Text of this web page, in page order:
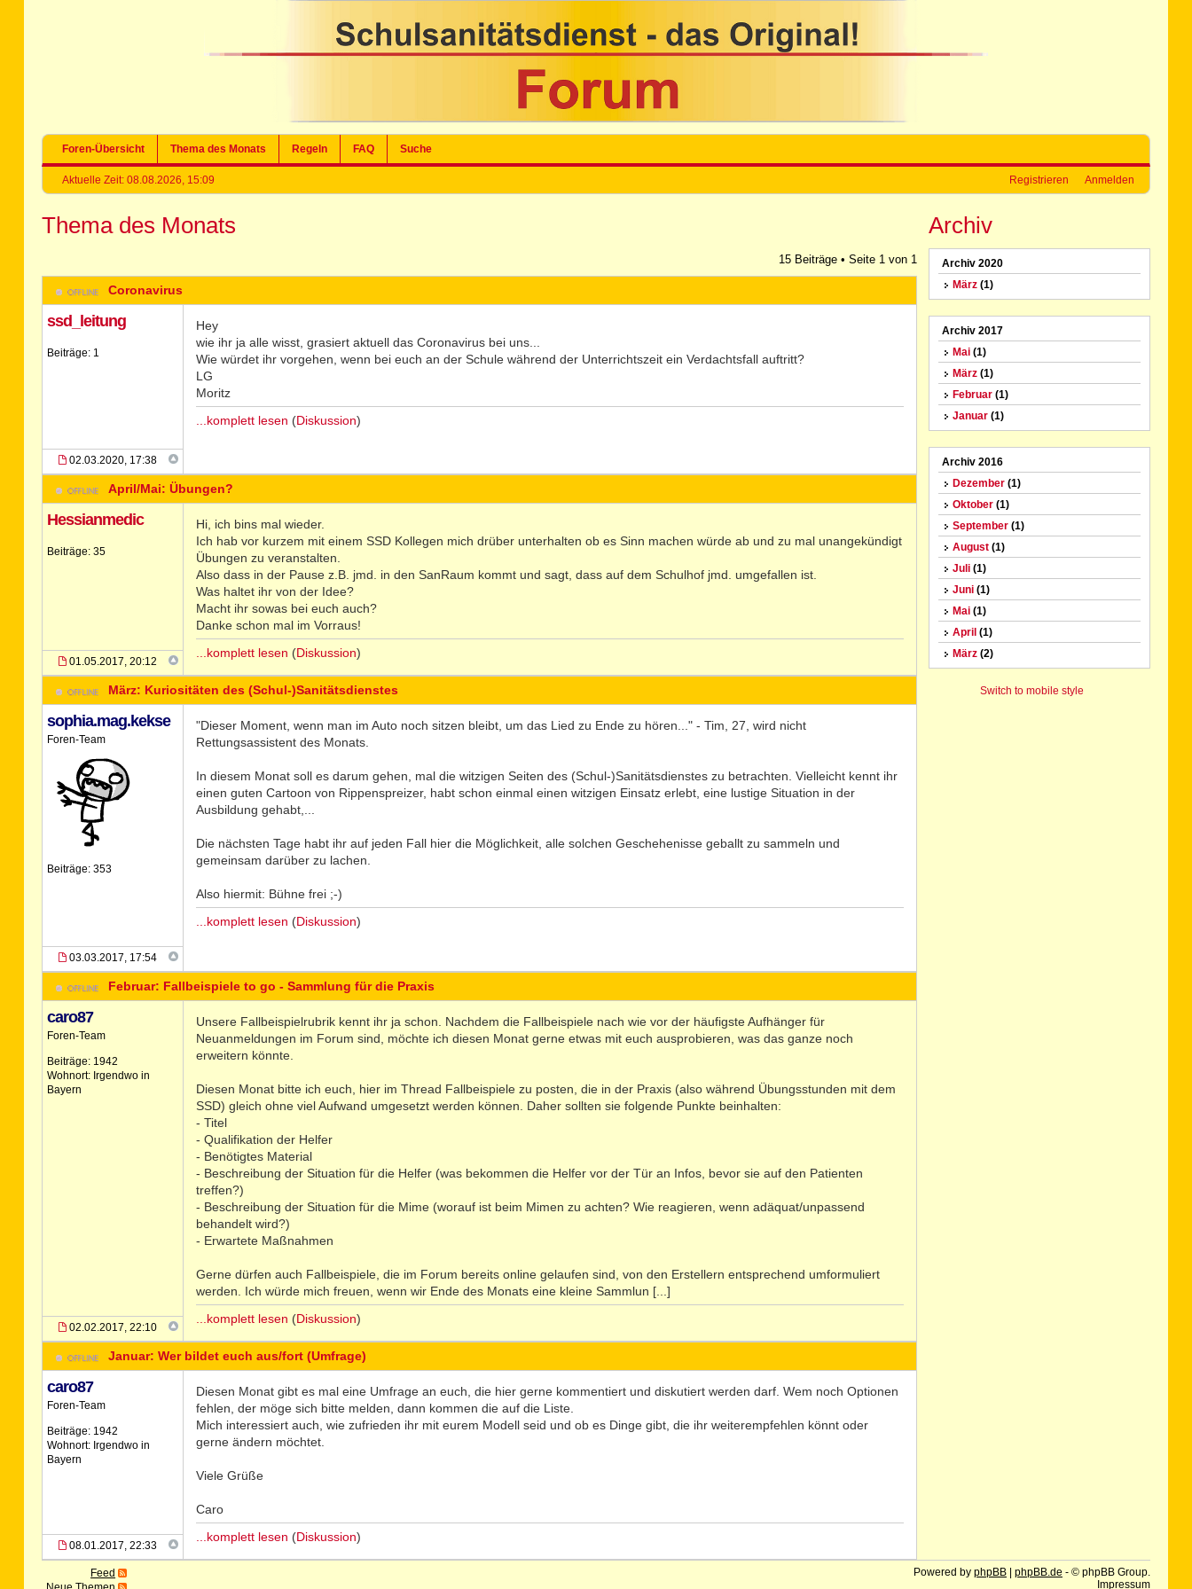
Foren-Übersicht Thema des Monats Regeln FAQ Suche
Aktuelle Zeit: 08.08.2026, 15:09 Registrieren Anmelden
Archiv
Archiv 2020
März(1)
Archiv 2017
Mai(1)
März(1)
Februar(1)
Januar(1)
Archiv 2016
Dezember(1)
Oktober(1)
September(1)
August(1)
Juli(1)
Juni(1)
Mai(1)
April (1)
März(2)
Thema des Monats
15 Beiträge • Seite 1 von 1
Coronavirus
ssd_leitung
Beiträge: 1
02.03.2020, 17:38
Hey
wie ihr ja alle wisst, grasiert aktuell das Coronavirus bei uns...
Wie würdet ihr vorgehen, wenn bei euch an der Schule während der Unterrichtszeit ein Verdachtsfall auftritt?
LG
Moritz
...komplett lesen (Diskussion)
April/Mai: Übungen?
Hessianmedic
Beiträge: 35
01.05.2017, 20:12
Hi, ich bins mal wieder.
Ich hab vor kurzem mit einem SSD Kollegen mich drüber unterhalten ob es Sinn machen würde ab und zu mal unangekündigt
Übungen zu veranstalten.
Also dass in der Pause z.B. jmd. in den SanRaum kommt und sagt, dass auf dem Schulhof jmd. umgefallen ist.
Was haltet ihr von der Idee?
Macht ihr sowas bei euch auch?
Danke schon mal im Vorraus!
...komplett lesen (Diskussion)
März: Kuriositäten des (Schul-)Sanitätsdienstes
sophia.mag.kekse
Foren-Team
Beiträge: 353
03.03.2017, 17:54
"Dieser Moment, wenn man im Auto noch sitzen bleibt, um das Lied zu Ende zu hören..." - Tim, 27, wird nicht
Rettungsassistent des Monats.
In diesem Monat soll es darum gehen, mal die witzigen Seiten des (Schul-)Sanitätsdienstes zu betrachten. Vielleicht kennt ihr
einen guten Cartoon von Rippenspreizer, habt schon einmal einen witzigen Einsatz erlebt, eine lustige Situation in der
Ausbildung gehabt,...
Die nächsten Tage habt ihr auf jeden Fall hier die Möglichkeit, alle solchen Geschehenisse geballt zu sammeln und
gemeinsam darüber zu lachen.
Also hiermit: Bühne frei ;-)
...komplett lesen (Diskussion)
Februar: Fallbeispiele to go - Sammlung für die Praxis
caro87
Foren-Team
Beiträge: 1942
Wohnort: Irgendwo in
Bayern
02.02.2017, 22:10
Unsere Fallbeispielrubrik kennt ihr ja schon. Nachdem die Fallbeispiele nach wie vor der häufigste Aufhänger für
Neuanmeldungen im Forum sind, möchte ich diesen Monat gerne etwas mit euch ausprobieren, was das ganze noch
erweitern könnte.
Diesen Monat bitte ich euch, hier im Thread Fallbeispiele zu posten, die in der Praxis (also während Übungsstunden mit dem
SSD) gleich ohne viel Aufwand umgesetzt werden können. Daher sollten sie folgende Punkte beinhalten:
- Titel
- Qualifikation der Helfer
- Benötigtes Material
- Beschreibung der Situation für die Helfer (was bekommen die Helfer vor der Tür an Infos, bevor sie auf den Patienten
treffen?)
- Beschreibung der Situation für die Mime (worauf ist beim Mimen zu achten? Wie reagieren, wenn adäquat/unpassend
behandelt wird?)
- Erwartete Maßnahmen
Gerne dürfen auch Fallbeispiele, die im Forum bereits online gelaufen sind, von den Erstellern entsprechend umformuliert
werden. Ich würde mich freuen, wenn wir Ende des Monats eine kleine Sammlun [...]
...komplett lesen (Diskussion)
Januar: Wer bildet euch aus/fort (Umfrage)
caro87
Foren-Team
Beiträge: 1942
Wohnort: Irgendwo in
Bayern
08.01.2017, 22:33
Diesen Monat gibt es mal eine Umfrage an euch, die hier gerne kommentiert und diskutiert werden darf. Wem noch Optionen
fehlen, der möge sich bitte melden, dann kommen die auf die Liste.
Mich interessiert auch, wie zufrieden ihr mit eurem Modell seid und ob es Dinge gibt, die ihr weiterempfehlen könnt oder
gerne ändern möchtet.
Viele Grüße
Caro
...komplett lesen (Diskussion)
Switch to mobile style
Feed
Powered by phpBB| phpBB.de - © phpBB Group.
Impressum